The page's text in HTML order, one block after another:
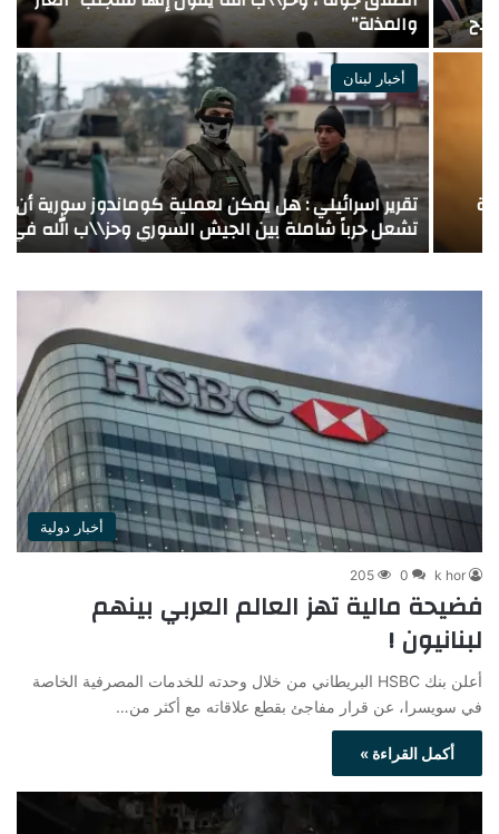
والمذلة”
أخبار لبنان
تقرير اسرائيلي : هل يمكن لعملية كوماندوز سورية أن
تشعل حرباً شاملة بين الجيش السوري وحز\\ب الله في
شمال لبنان؟
أخبار دولية
k hor
0
205
فضيحة مالية تهز العالم العربي بينهم
لبنانيون !
أعلن بنك HSBC البريطاني من خلال وحدته للخدمات المصرفية الخاصة
في سويسرا، عن قرار مفاجئ بقطع علاقاته مع أكثر من…
أكمل القراءة »